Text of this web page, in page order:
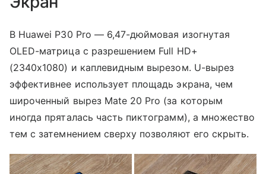
В Huawei P30 Pro — 6,47-дюймовая изогнутая
OLED-матрица с разрешением Full HD+
(2340x1080) и каплевидным вырезом. U-вырез
эффективнее использует площадь экрана, чем
широченный вырез Mate 20 Pro (за которым
иногда пряталась часть пиктограмм), а множество
тем с затемнением сверху позволяют его скрыть.